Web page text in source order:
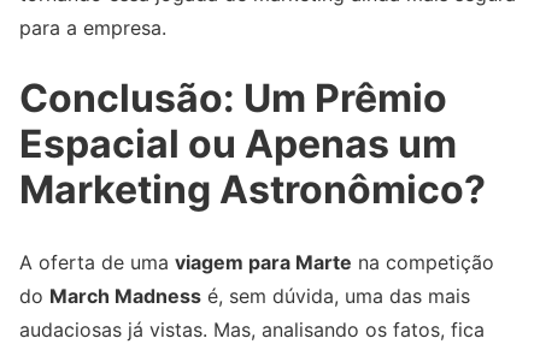
para a empresa.
Conclusão: Um Prêmio
Espacial ou Apenas um
Marketing Astronômico?
A oferta de uma viagem para Marte na competição
do March Madness é, sem dúvida, uma das mais
audaciosas já vistas. Mas, analisando os fatos, fica